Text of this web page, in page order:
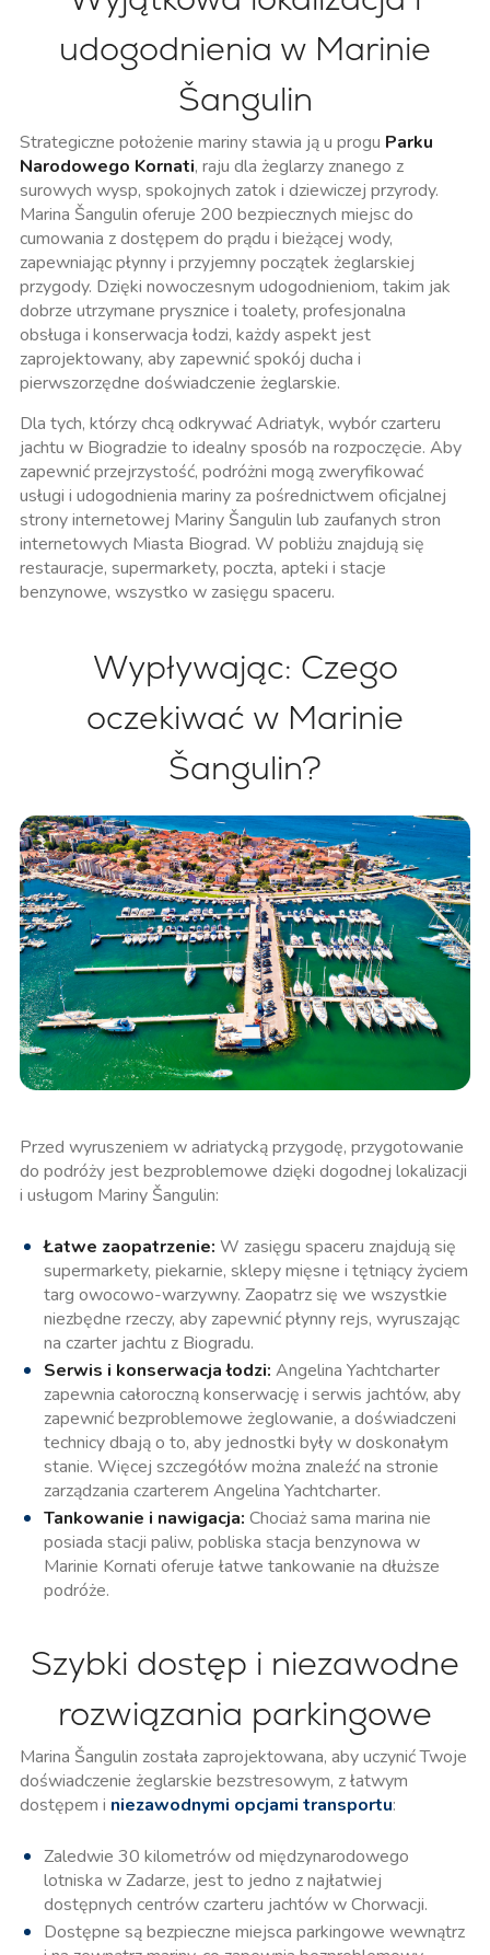
udogodnienia w Marinie
Šangulin
Strategiczne położenie mariny stawia ją u progu Parku
Narodowego Kornati, raju dla żeglarzy znanego z
surowych wysp, spokojnych zatok i dziewiczej przyrody.
Marina Šangulin oferuje 200 bezpiecznych miejsc do
cumowania z dostępem do prądu i bieżącej wody,
zapewniając płynny i przyjemny początek żeglarskiej
przygody. Dzięki nowoczesnym udogodnieniom, takim jak
dobrze utrzymane prysznice i toalety, profesjonalna
obsługa i konserwacja łodzi, każdy aspekt jest
zaprojektowany, aby zapewnić spokój ducha i
pierwszorzędne doświadczenie żeglarskie.
Dla tych, którzy chcą odkrywać Adriatyk, wybór czarteru
jachtu w Biogradzie to idealny sposób na rozpoczęcie. Aby
zapewnić przejrzystość, podróżni mogą zweryfikować
usługi i udogodnienia mariny za pośrednictwem oficjalnej
strony internetowej Mariny Šangulin lub zaufanych stron
internetowych Miasta Biograd. W pobliżu znajdują się
restauracje, supermarkety, poczta, apteki i stacje
benzynowe, wszystko w zasięgu spaceru.
Wypływając: Czego
oczekiwać w Marinie
Šangulin?
Przed wyruszeniem w adriatycką przygodę, przygotowanie
do podróży jest bezproblemowe dzięki dogodnej lokalizacji
i usługom Mariny Šangulin:
Łatwe zaopatrzenie: W zasięgu spaceru znajdują się
supermarkety, piekarnie, sklepy mięsne i tętniący życiem
targ owocowo-warzywny. Zaopatrz się we wszystkie
niezbędne rzeczy, aby zapewnić płynny rejs, wyruszając
na czarter jachtu z Biogradu.
Serwis i konserwacja łodzi: Angelina Yachtcharter
zapewnia całoroczną konserwację i serwis jachtów, aby
zapewnić bezproblemowe żeglowanie, a doświadczeni
technicy dbają o to, aby jednostki były w doskonałym
stanie. Więcej szczegółów można znaleźć na stronie
zarządzania czarterem Angelina Yachtcharter.
Tankowanie i nawigacja: Chociaż sama marina nie
posiada stacji paliw, pobliska stacja benzynowa w
Marinie Kornati oferuje łatwe tankowanie na dłuższe
podróże.
Szybki dostęp i niezawodne
rozwiązania parkingowe
Marina Šangulin została zaprojektowana, aby uczynić Twoje
doświadczenie żeglarskie bezstresowym, z łatwym
dostępem i niezawodnymi opcjami transportu:
Zaledwie 30 kilometrów od międzynarodowego
lotniska w Zadarze, jest to jedno z najłatwiej
dostępnych centrów czarteru jachtów w Chorwacji.
Dostępne są bezpieczne miejsca parkingowe wewnątrz